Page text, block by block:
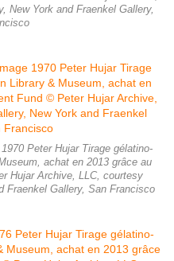
New York and Fraenkel Gallery,
Peter Hujar Tirage gélatino-
achat en 2013 grâce au
Hujar Archive, LLC, courtesy
Fraenkel Gallery, San Francisco